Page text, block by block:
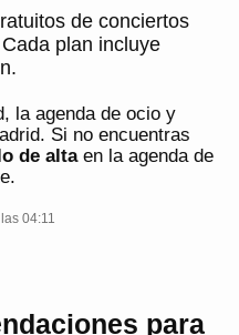
de conciertos
plan incluye
, la agenda de ocio y
. Si no encuentras
de altaen la agenda de
04:11
para